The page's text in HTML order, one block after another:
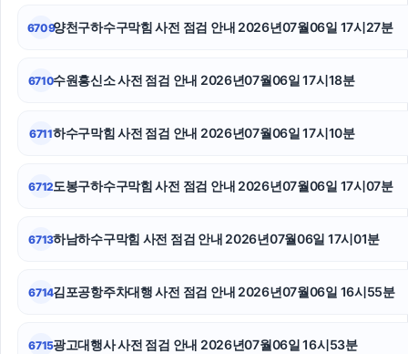
위자료
부천이혼전문변호사
항암요양병원
상간녀소송
6709양천구하수구막힘 사전 점검 안내 2026년07월06일 17시27분
6710수원흥신소 사전 점검 안내 2026년07월06일 17시18분
6711하수구막힘 사전 점검 안내 2026년07월06일 17시10분
6712도봉구하수구막힘 사전 점검 안내 2026년07월06일 17시07분
6713하남하수구막힘 사전 점검 안내 2026년07월06일 17시01분
6714김포공항주차대행 사전 점검 안내 2026년07월06일 16시55분
6715광고대행사 사전 점검 안내 2026년07월06일 16시53분